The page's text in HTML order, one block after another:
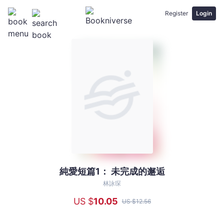
Register Login
純愛短篇1： 未完成的邂逅
林詠琛
US $10.05 US $12.56